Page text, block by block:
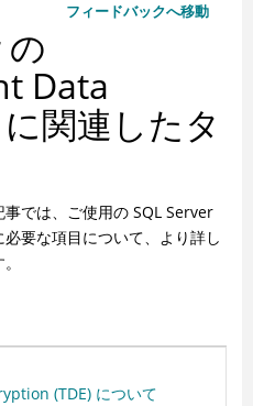
フィードバックへ移動
の
Data
関連したタ
では、ご使用の SQL Server
要な項目について、より詳し
(TDE) について